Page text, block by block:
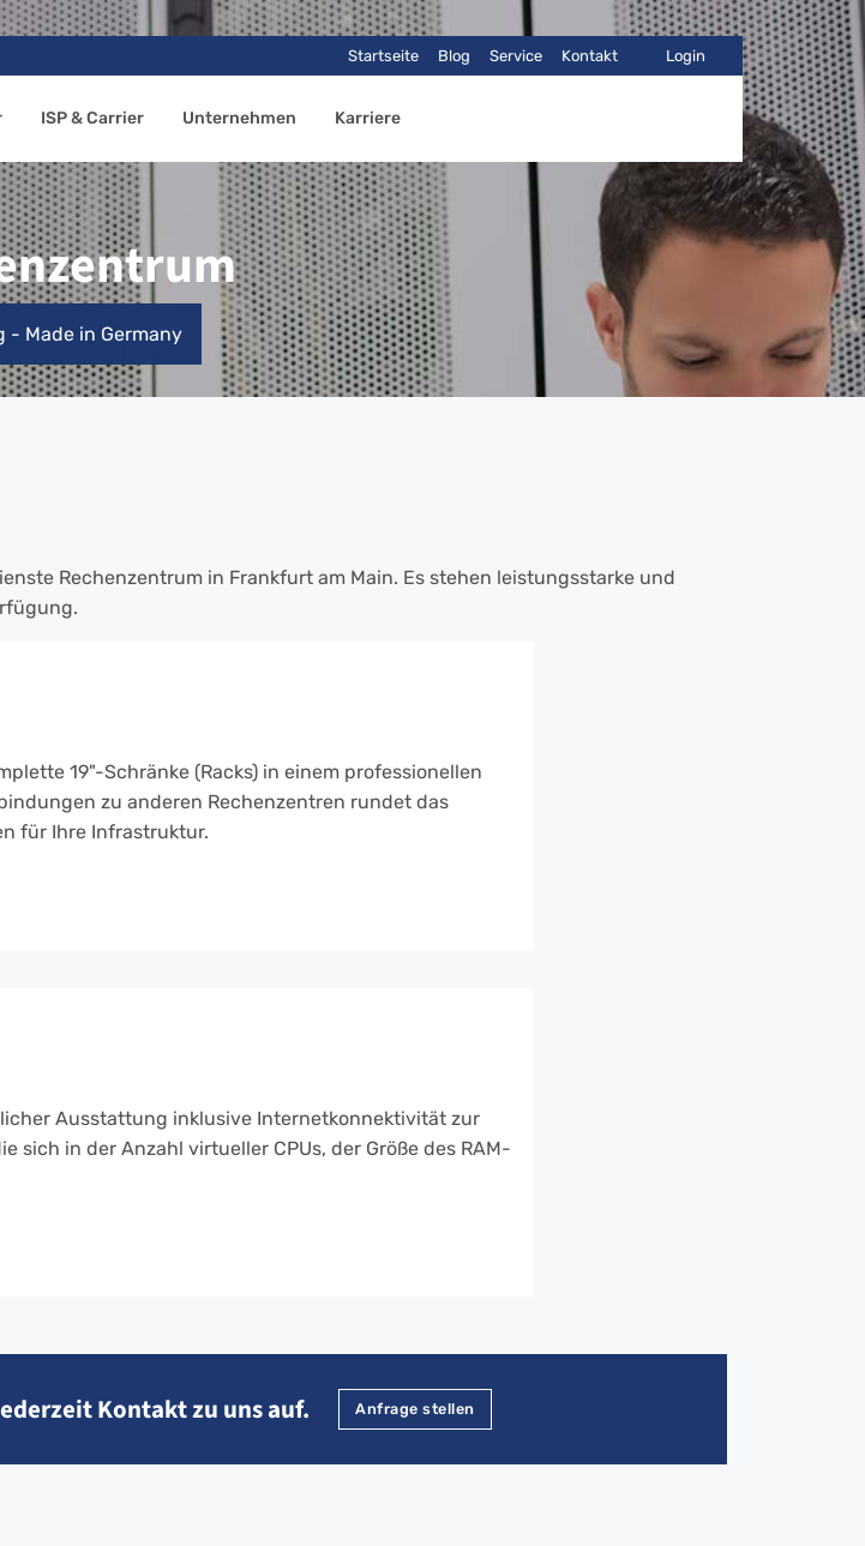
Startseite Blog Service Kontakt Login
ISP & Carrier Unternehmen Karriere
- Made in Germany
Rechenzentrum in Frankfurt am Main. Es stehen leistungsstarke und
19"-Schränke (Racks) in einem professionellen
zu anderen Rechenzentren rundet das
für Ihre Infrastruktur.
Ausstattung inklusive Internetkonnektivität zur
sich in der Anzahl virtueller CPUs, der Größe des RAM-
Kontakt zu uns auf. Anfrage stellen